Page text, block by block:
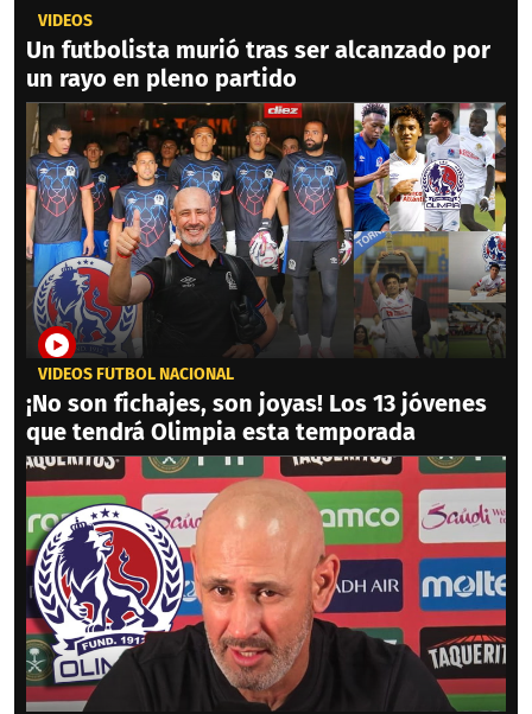
VIDEOS
Un futbolista murió tras ser alcanzado por
un rayo en pleno partido
VIDEOS FÚTBOL NACIONAL
¡No son fichajes, son joyas! Los 13 jóvenes
que tendrá Olimpia esta temporada